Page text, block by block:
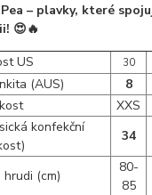
– plavky, které
😍🔥
US
30
(AUS) 8
XXS
konfekční
34
(cm)
80-
85